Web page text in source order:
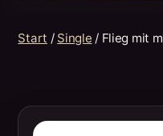
Start / Single / Flieg mit